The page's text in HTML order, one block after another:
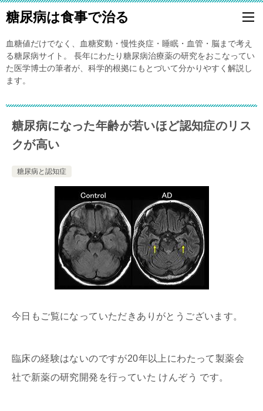
糖尿病は食事で治る
血糖値だけでなく、血糖変動・慢性炎症・睡眠・血管・脳まで考え
る糖尿病サイト。 長年にわたり糖尿病治療薬の研究をおこなってい
た医学博士の筆者が、科学的根拠にもとづいて分かりやすく解説し
ます。
糖尿病になった年齢が若いほど認知症のリス
クが高い
糖尿病と認知症
今日もご覧になっていただきありがとうございます。
臨床の経験はないのですが20年以上にわたって製薬会
社で新薬の研究開発を行っていた けんぞう です。